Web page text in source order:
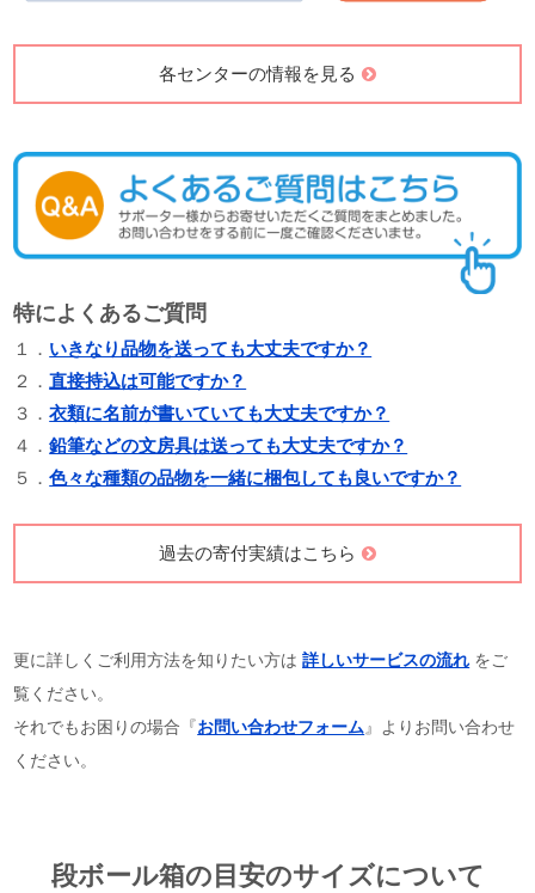
各センターの情報を見る
特によくあるご質問
１． いきなり品物を送っても大丈夫ですか？
２．直接持込は可能ですか？
３．衣類に名前が書いていても大丈夫ですか？
４．鉛筆などの文房具は送っても大丈夫ですか？
５．色々な種類の品物を一緒に梱包しても良いですか？
過去の寄付実績はこちら
更に詳しくご利用方法を知りたい方は詳しいサービスの流れ をご
覧ください。
それでもお困りの場合『お問い合わせフォーム 』よりお問い合わせ
ください。
段ボール箱の目安のサイズについて